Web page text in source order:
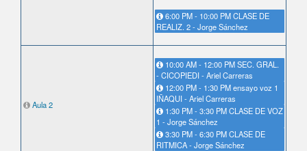
6:00 PM - 10:00 PM CLASE DE
REALIZ. 2 - Jorge Sánchez
Aula 2
10:00 AM - 12:00 PM SEC. GRAL.
- CICOPIEDI - Ariel Carreras
12:00 PM - 1:30 PM ensayo voz 1
IÑAQUI - Ariel Carreras
1:30 PM - 3:30 PM CLASE DE VOZ
1 - Jorge Sánchez
3:30 PM - 6:30 PM CLASE DE
RITMICA - Jorge Sánchez